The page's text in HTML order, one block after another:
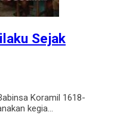
Sejak
Koramil 1618-
kegia...